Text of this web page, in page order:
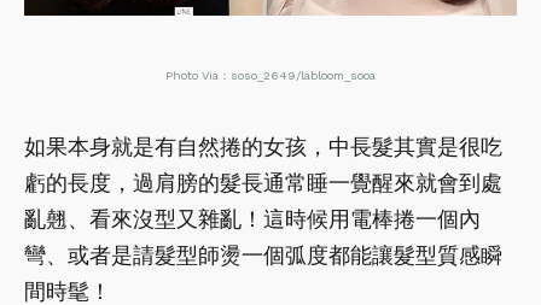
Photo Via：soso_2649/labloom_sooa
如果本身就是有自然捲的女孩，中長髮其實是很吃
虧的長度，過肩膀的髮長通常睡一覺醒來就會到處
亂翹、看來沒型又雜亂！這時候用電棒捲一個內
彎、或者是請髮型師燙一個弧度都能讓髮型質感瞬
間時髦！